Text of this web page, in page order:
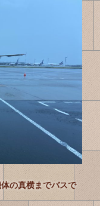
の真横までバスで